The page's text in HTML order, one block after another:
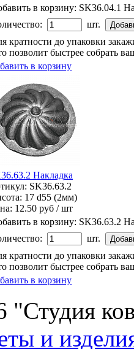
в корзину: SK36.04.1
шт.
кратности до упаковки
позволит быстрее собрать
в корзину
Накладка
SK36.63.2
17 d55 (2мм)
12.50 руб / шт
в корзину: SK36.63.2
шт.
кратности до упаковки
позволит быстрее собрать
в корзину
"Студия
и